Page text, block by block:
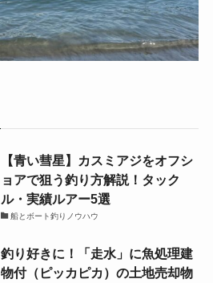
【青い彗星】カスミアジをオフシ
ョアで狙う釣り方解説！タック
ル・実績ルアー5選
船とボート釣りノウハウ
釣り好きに！「走水」に魚処理建
物付（ピッカピカ）の土地売却物